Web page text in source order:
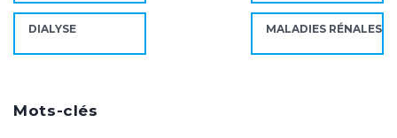
DIALYSE MALADIES RÉNALES
Mots-clés